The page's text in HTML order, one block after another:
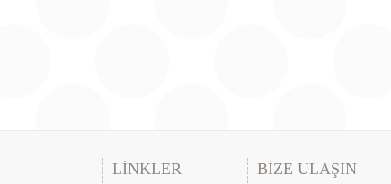
LİNKLER BİZE ULAŞIN